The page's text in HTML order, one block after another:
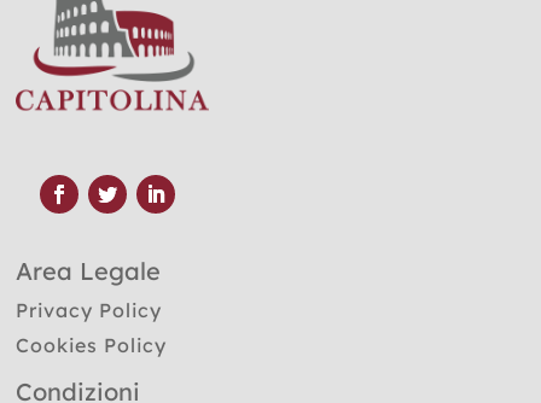
Area Legale
Privacy Policy
Cookies Policy
Condizioni